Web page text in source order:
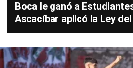
Boca le ganó a
Ascacíbar aplicó la Ley del